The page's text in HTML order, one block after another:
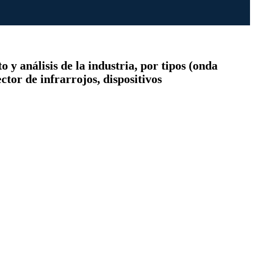
y análisis de la industria, por tipos (onda
de infrarrojos, dispositivos